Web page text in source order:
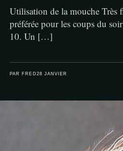
Utilisation de la mouche Très
préférée pour les coups du
10. Un […]
PAR FRED 28 JANVIER